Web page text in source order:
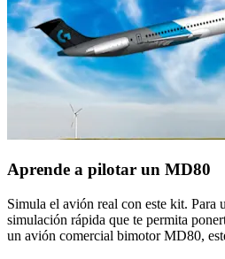
Aprende a pilotar un MD80
Simula el avión real con este kit. Para
simulación rápida que te permita
un avión comercial bimotor MD80,